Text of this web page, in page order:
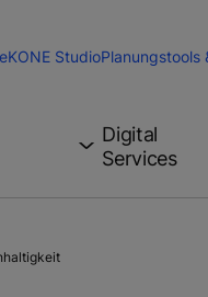
KONE StudioPlanungstools
Digital
Services